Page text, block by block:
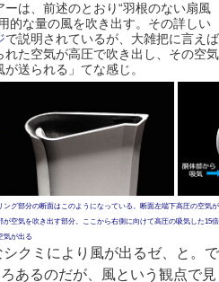
は、前述のとおり“羽根のない扇風
的な量の風を吹き出す。その詳しい
で説明されているが、大雑把に言えば
れた空気が高圧で吹き出し、その空気
送られる」てな感じ。
ング部分の断面はこのようになっている。断面左端下
が空気を吹き出す部分。ここから右側に向けて高圧の
気が出る
高圧の空気
吸気した15
クミにより風が出るゼ、と。で
あるのだが、風という観点で見